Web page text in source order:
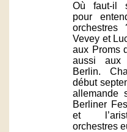
Où faut-il
pour
Vevey et
aux Proms
aussi aux
Berlin.
début
allemande
Berliner
et
orchestres